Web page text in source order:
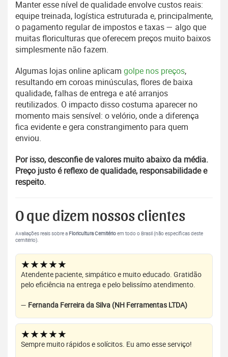
Manter esse nível de qualidade envolve custos reais:
equipe treinada, logística estruturada e, principalmente,
o pagamento regular de impostos e taxas — algo que
muitas floriculturas que oferecem preços muito baixos
simplesmente não fazem.
Algumas lojas online aplicam golpe nos preços,
resultando em coroas minúsculas, flores de baixa
qualidade, falhas de entrega e até arranjos
reutilizados. O impacto disso costuma aparecer no
momento mais sensível: o velório, onde a diferença
fica evidente e gera constrangimento para quem
enviou.
Por isso, desconfie de valores muito abaixo da média.
Preço justo é reflexo de qualidade, responsabilidade e
respeito.
O que dizem nossos clientes
Avaliações reais sobre a Floricultura Cemitérioem todo o Brasil (não específicas deste
cemitério).
★★★★★
Atendente paciente, simpático e muito educado. Gratidão
pelo eficiência na entrega e pelo belissímo atendimento.
— Fernanda Ferreira da Silva (NH Ferramentas LTDA)
★★★★★
Sempre muito rápidos e solícitos. Eu amo esse serviço!